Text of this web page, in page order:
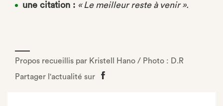
une citation : « Le meilleur reste à venir ».
Propos recueillis par Kristell Hano / Photo : D.R
Partager l'actualité sur
Partager